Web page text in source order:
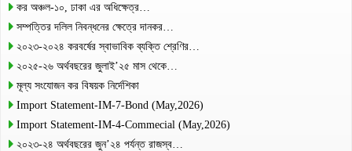
কর অঞ্চল-১০, ঢাকা এর অধিক্ষেত্র…
সম্পত্তির দলিল নিবন্ধনের ক্ষেত্রে দানকর…
২০২৩-২০২৪ করবর্ষের স্বাভাবিক ব্যক্তি শ্রেণির…
২০২৫-২৬ অর্থবছরের জুলাই’২৫ মাস থেকে…
মূল্য সংযোজন কর বিষয়ক নির্দেশিকা
Import Statement-IM-7-Bond (May,2026)
Import Statement-IM-4-Commecial (May,2026)
২০২৩-২৪ অর্থবছরের জুন’২৪ পর্যন্ত রাজস্ব…